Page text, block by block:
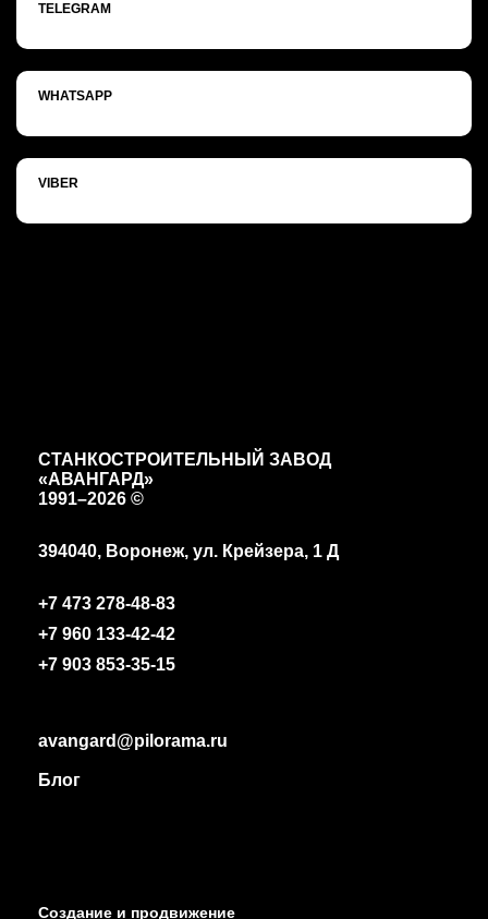
TELEGRAM
WHATSAPP
VIBER
СТАНКОСТРОИТЕЛЬНЫЙ ЗАВОД
«АВАНГАРД»
1991–2026 ©
394040, Воронеж, ул. Крейзера, 1 Д
+7 473 278-48-83
+7 960 133-42-42
+7 903 853-35-15
avangard@pilorama.ru
Блог
Создание и продвижение